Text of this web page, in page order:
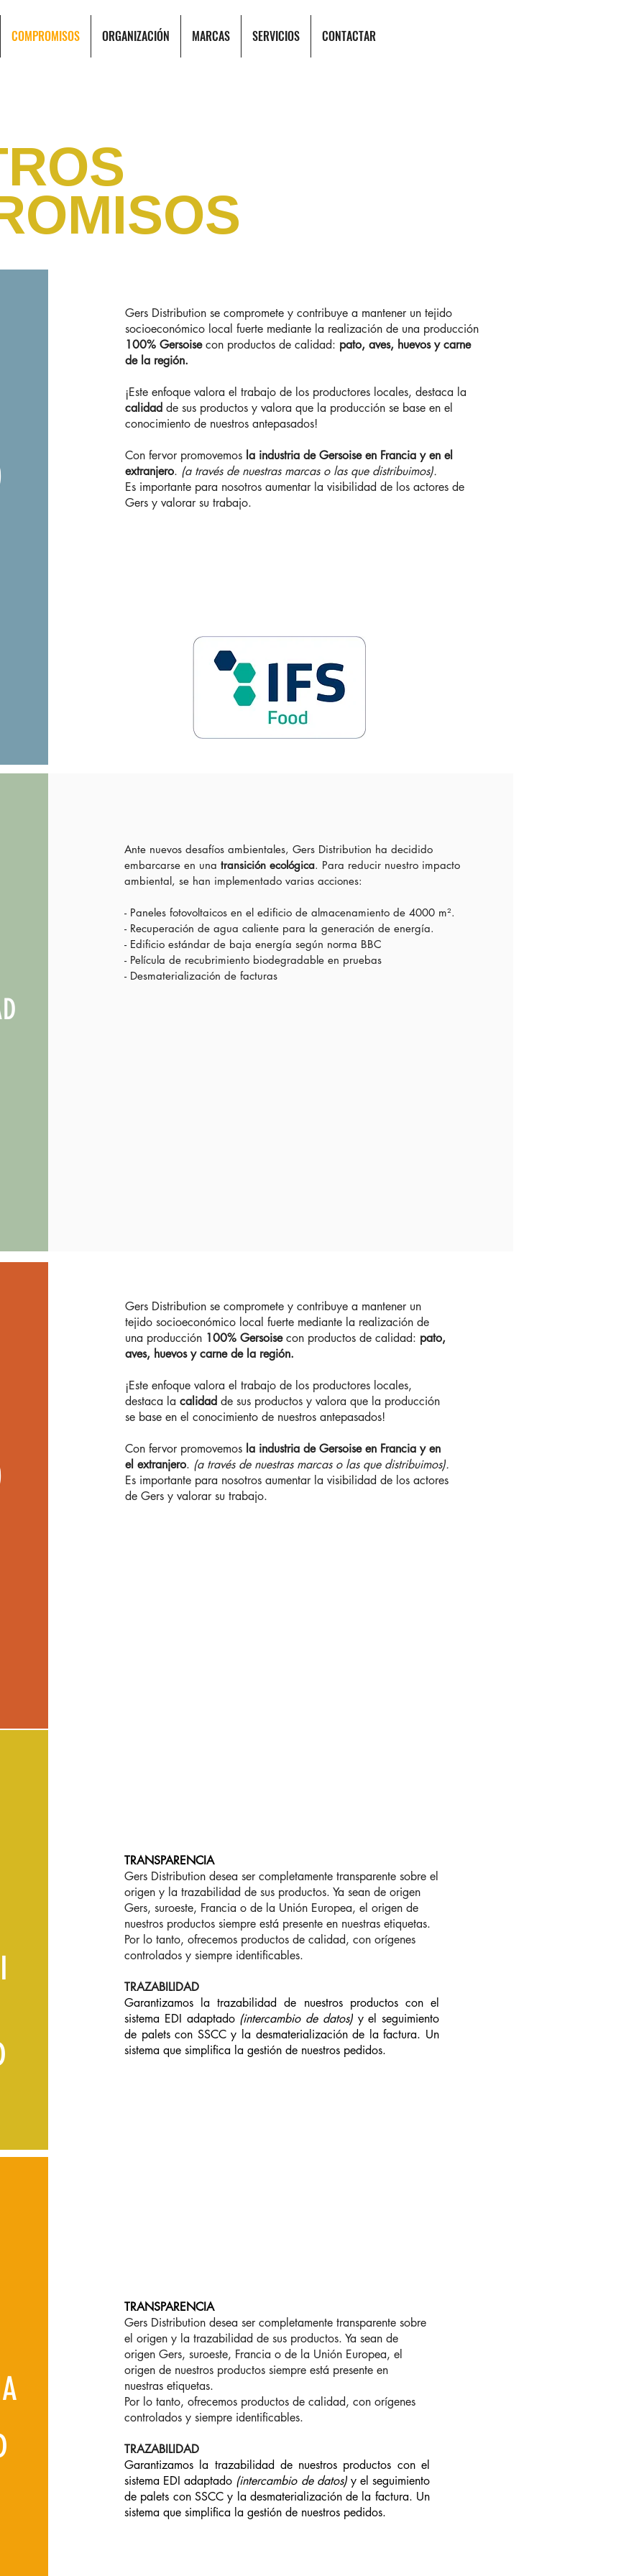
COMPROMISOS ORGANIZACIÓN MARCAS SERVICIOS CONTACTAR
Gers Distribution se compromete y contribuye a mantener un tejido
socioeconómico local fuerte mediante la realización de una producción
100% Gersoisecon productos de calidad: pato, aves, huevos y carne
de la región.
¡Este enfoque valora el trabajo de los productores locales, destaca la
calidad de sus productos y valora que la producción se base en el
conocimiento de nuestros antepasados!
Con fervor promovemos la industria de Gersoise en Francia y en el
extranjero. (a través de nuestras marcas o las que distribuimos).
Es importante para nosotros aumentar la visibilidad de los actores de
Gers y valorar su trabajo.
Ante nuevos desafíos ambientales, Gers Distribution ha decidido
embarcarse en una transición ecológica. Para reducir nuestro impacto
ambiental, se han implementado varias acciones:
- Paneles fotovoltaicos en el edificio de almacenamiento de 4000 m².
- Recuperación de agua caliente para la generación de energía.
- Edificio estándar de baja energía según norma BBC
- Película de recubrimiento biodegradable en pruebas
- Desmaterialización de facturas
Gers Distribution se compromete y contribuye a mantener un
tejido socioeconómico local fuerte mediante la realización de
una producción 100% Gersoisecon productos de calidad: pato,
aves, huevos y carne de la región.
¡Este enfoque valora el trabajo de los productores locales,
destaca la calidad de sus productos y valora que la producción
se base en el conocimiento de nuestros antepasados!
Con fervor promovemos la industria de Gersoise en Francia y en
el extranjero. (a través de nuestras marcas o las que distribuimos).
Es importante para nosotros aumentar la visibilidad de los actores
de Gers y valorar su trabajo.
TRANSPARENCIA
Gers Distribution desea ser completamente transparente sobre el
origen y la trazabilidad de sus productos. Ya sean de origen
Gers, suroeste, Francia o de la Unión Europea, el origen de
nuestros productos siempre está presente en nuestras etiquetas.
Por lo tanto, ofrecemos productos de calidad, con orígenes
controlados y siempre identificables.
TRAZABILIDAD
Garantizamos la trazabilidad de nuestros productos con el
sistema EDI adaptado (intercambio de datos)y el seguimiento
de palets con SSCC y la desmaterialización de la factura. Un
sistema que simplifica la gestión de nuestros pedidos.
TRANSPARENCIA
Gers Distribution desea ser completamente transparente sobre
el origen y la trazabilidad de sus productos. Ya sean de
origen Gers, suroeste, Francia o de la Unión Europea, el
origen de nuestros productos siempre está presente en
nuestras etiquetas.
Por lo tanto, ofrecemos productos de calidad, con orígenes
controlados y siempre identificables.
TRAZABILIDAD
Garantizamos la trazabilidad de nuestros productos con el
sistema EDI adaptado (intercambio de datos)y el seguimiento
de palets con SSCC y la desmaterialización de la factura. Un
sistema que simplifica la gestión de nuestros pedidos.